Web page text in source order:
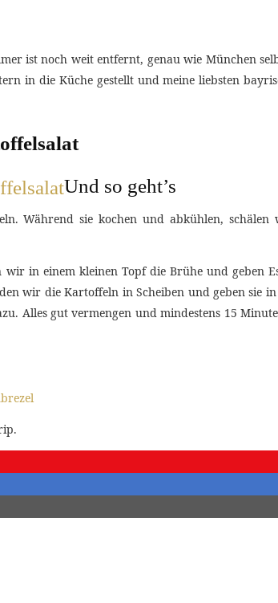
ist noch weit entfernt, genau wie München
in die Küche gestellt und meine liebsten
Und so geht’s
Während sie kochen und abkühlen,
in einem kleinen Topf die Brühe und geben
wir die Kartoffeln in Scheiben und geben sie
Alles gut vermengen und mindestens 15